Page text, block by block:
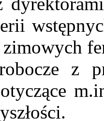
zimowych
z